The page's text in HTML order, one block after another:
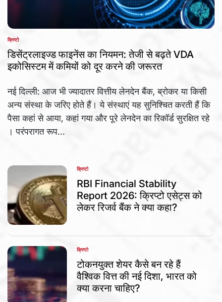
POSTED
IN
क्रिप्टो
डिसेंट्रलाइज्ड फाइनेंस का नियमन: तेजी से बढ़ते VDA
इकोसिस्टम में कमियों को दूर करने की जरूरत
नई दिल्ली: आज भी ज्यादातर वित्तीय लेनदेन बैंक, ब्रोकर या किसी
अन्य संस्था के जरिए होते हैं। ये संस्थाएं यह सुनिश्चित करती हैं कि
पैसा कहां से आया, कहां गया और पूरे लेनदेन का रिकॉर्ड सुरक्षित रहे
। परंपरागत रूप...
POSTED
IN
क्रिप्टो
RBI Financial Stability
Report 2026: क्रिप्टो एसेट्स को
लेकर रिजर्व बैंक ने क्या कहा?
POSTED
IN
क्रिप्टो
टोकनयुक्त शेयर कैसे बन रहे हैं
वैश्विक वित्त की नई दिशा, भारत को
क्या करना चाहिए?